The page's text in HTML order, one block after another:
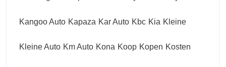
Kangoo Auto Kapaza Kar Auto Kbc Kia Kleine
Kleine Auto Km Auto Kona Koop Kopen Kosten